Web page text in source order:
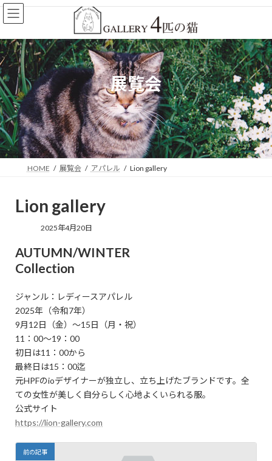
コ
ン
ン
ツ
へ
ス
キ
ッ
プ
ナ
ビ
ー
シ
ョ
ン
に
移
動
展覧会
HOME 展覧会 アパレル Lion gallery
Lion gallery
2025年4月20日
AUTUMN/WINTER
Collection
ジャンル：レディースアパレル
2025年（令和7年）
9月12日（金）～15日（月・祝）
11：00～19：00
初日は11：00から
最終日は15：00迄
元HPFのioデザイナーが独立し、立ち上げたブランドです。全
ての女性が美しく自分らしく心地よくいられる服。
公式サイト
https://lion-gallery.com
前の記事